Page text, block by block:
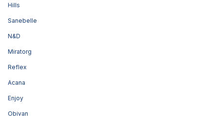
Hills
Sanebelle
N&D
Miratorg
Reflex
Acana
Enjoy
Obivan